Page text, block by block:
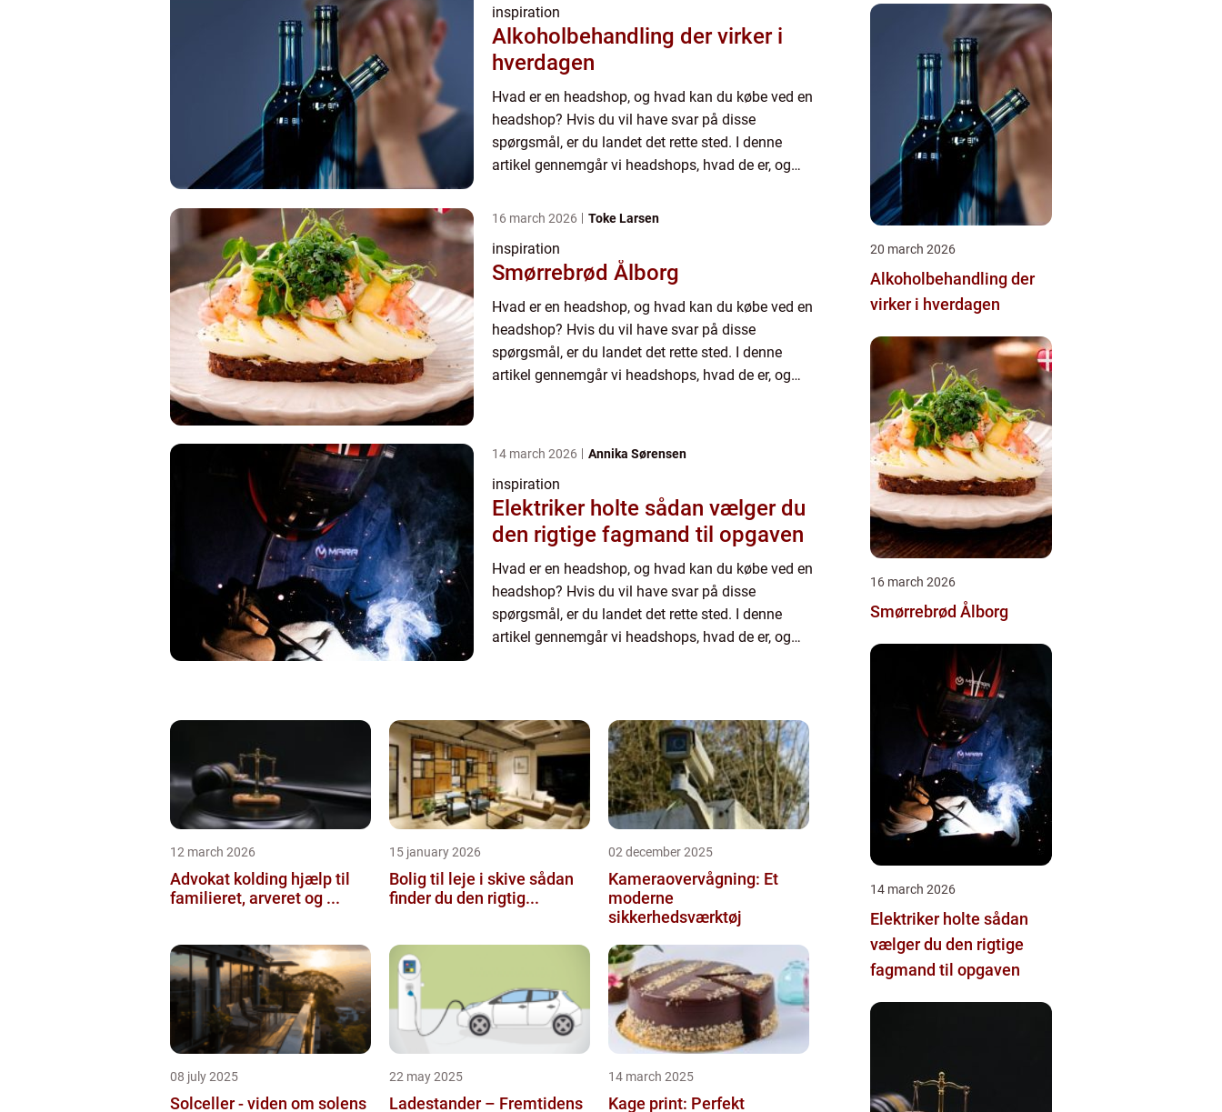
inspiration
Alkoholbehandling der virker i
hverdagen
Hvad er en headshop, og hvad kan du købe ved en
headshop? Hvis du vil have svar på disse
spørgsmål, er du landet det rette sted. I denne
artikel gennemgår vi headshops, hvad de er, og
dig også, hvorda...
16 march 2026 Toke Larsen
inspiration
Smørrebrød Ålborg
Hvad er en headshop, og hvad kan du købe ved en
headshop? Hvis du vil have svar på disse
spørgsmål, er du landet det rette sted. I denne
artikel gennemgår vi headshops, hvad de er, og
14 march 2026 Annika Sørensen
inspiration
Elektriker holte sådan vælger du
den rigtige fagmand til opgaven
Hvad er en headshop, og hvad kan du købe ved en
headshop? Hvis du vil have svar på disse
spørgsmål, er du landet det rette sted. I denne
artikel gennemgår vi headshops, hvad de er, og
12 march 2026
Advokat kolding hjælp til
familieret, arveret og ...
15 january 2026
Bolig til leje i skive sådan
finder du den rigtig...
02 december 2025
Kameraovervågning: Et
moderne
sikkerhedsværktøj
08 july 2025
Solceller - viden om solens
22 may 2025
Ladestander – Fremtidens
14 march 2025
Kage print: Perfekt
20 march 2026
Alkoholbehandling der
virker i hverdagen
16 march 2026
Smørrebrød Ålborg
14 march 2026
Elektriker holte sådan
vælger du den rigtige
fagmand til opgaven